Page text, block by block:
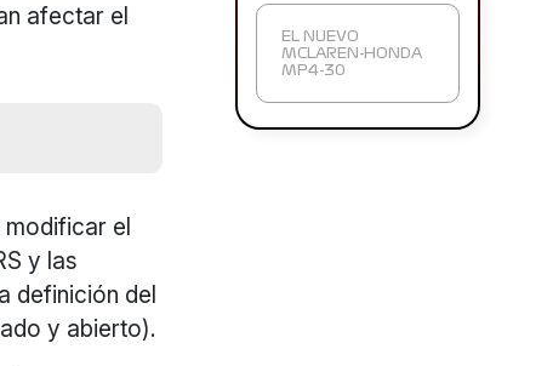
afectar el
modificar el
y las
definición del
y abierto).
EL NUEVO
MCLAREN-HONDA
MP4-30